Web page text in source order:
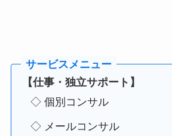
【仕事・独立サポート】
◇ 個別コンサル
◇ メールコンサル